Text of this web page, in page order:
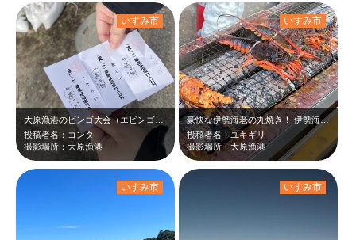
大原漁港のビンゴ大会（エビンゴ）で 3枚もの当たりを引いて喜んでる彼女の手
投稿者名：コンタ
撮影場所：大原漁港
いすみ市
豪快な伊勢海老の丸焼き！ 伊勢海老が有名な、大原漁港らしい一品です。
投稿者名：ユキギリ
撮影場所：大原漁港
いすみ市
いすみ市 いすみ市